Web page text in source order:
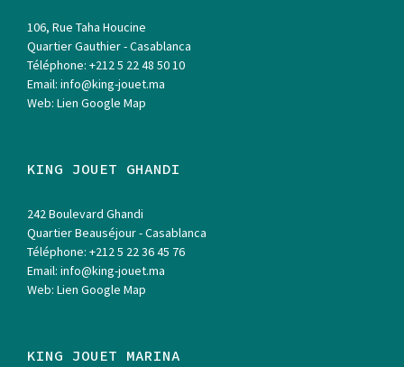
106, Rue Taha Houcine
Quartier Gauthier - Casablanca
Téléphone: +212 5 22 48 50 10
Email: info@king-jouet.ma
Web: Lien Google Map
KING JOUET GHANDI
242 Boulevard Ghandi
Quartier Beauséjour - Casablanca
Téléphone: +212 5 22 36 45 76
Email: info@king-jouet.ma
Web: Lien Google Map
KING JOUET MARINA